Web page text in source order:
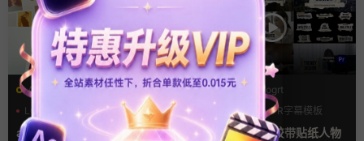
AE模板
LOGO动画
三维 幻灯片
ae相册模板 多场景照片墙堆叠
PR基本图形mogrt
PR基本图形
PR字幕模板
人物介绍
pr字幕模板 9组胶带贴纸人物